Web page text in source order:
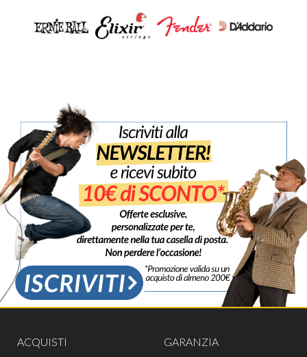
ACQUISTI GARANZIA